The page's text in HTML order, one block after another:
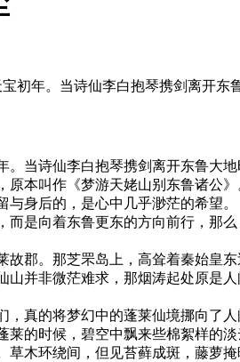
初年。当诗仙李白抱琴携剑离开
当诗仙李白抱琴携剑离开东鲁大
本叫作《梦游天姥山别东鲁诸公
身后的，是心中几乎渺茫的希望。
是向着东鲁更东的方向前行，那
郡。那芝罘岛上，高耸着秦始
并非微茫难求，那烟涛起处原是
真的将梦幻中的蓬莱仙境挪向了
的时候，碧空中飘来些棉絮样的
木环绕间，但见苔藓成斑，藤